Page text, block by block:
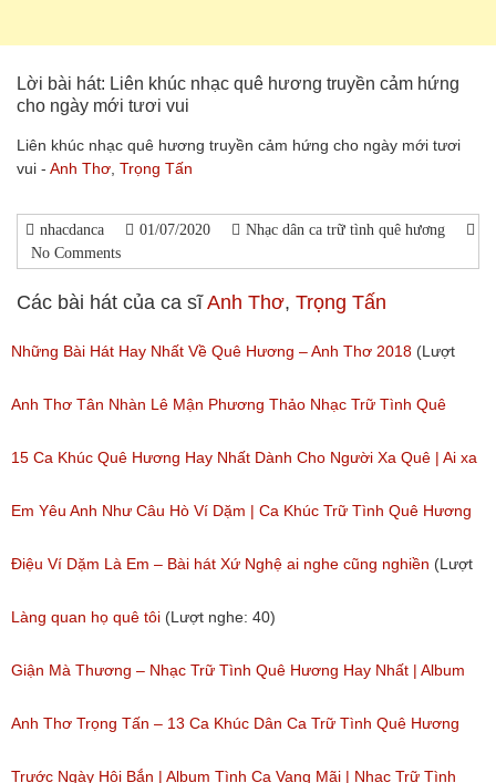
Lời bài hát: Liên khúc nhạc quê hương truyền cảm hứng
cho ngày mới tươi vui
Liên khúc nhạc quê hương truyền cảm hứng cho ngày mới tươi
vui - Anh Thơ Trọng Tấn
nhacdanca 01/07/2020
Nhạc dân ca trữ tình quê hương
No Comments
Các bài hát của ca sĩAnh Thơ, Trọng Tấn
Những Bài Hát Hay Nhất Về Quê Hương – Anh Thơ 2018 (Lượt
nghe: 430)
Anh Thơ Tân Nhàn Lê Mận Phương Thảo Nhạc Trữ Tình Quê
Hương Tuyển Chọn
(Lượt nghe: 443)
15 Ca Khúc Quê Hương Hay Nhất Dành Cho Người Xa Quê | Ai xa
quê cũng muốn nghe
(Lượt nghe: 201)
Em Yêu Anh Như Câu Hò Ví Dặm | Ca Khúc Trữ Tình Quê Hương
Anh Thơ
(Lượt nghe: 50)
Điệu Ví Dặm Là Em – Bài hát Xứ Nghệ ai nghe cũng nghiền (Lượt
nghe: 84)
Làng quan họ quê tôi (Lượt nghe: 40)
Giận Mà Thương – Nhạc Trữ Tình Quê Hương Hay Nhất | Album
Anh Thơ Trọng Tấn
(Lượt nghe: 716)
Anh Thơ Trọng Tấn – 13 Ca Khúc Dân Ca Trữ Tình Quê Hương
Hay Nhất
Trước Ngày Hội Bắn | Album Tình Ca Vang Mãi | Nhạc Trữ Tình